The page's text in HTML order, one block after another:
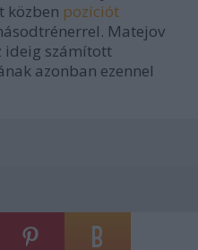
közben pozíciót
Matejov
ideig számított
azonban ezennel